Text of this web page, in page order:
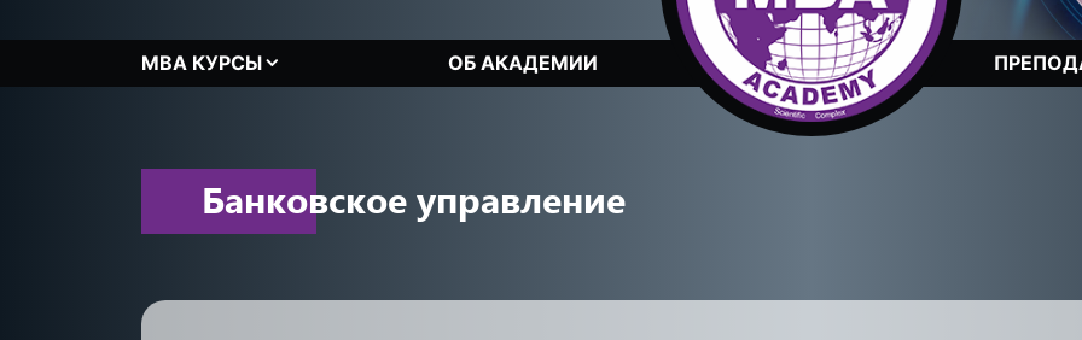
MBA КУРСЫf ОБ АКАДЕМИИ
Банковское управление